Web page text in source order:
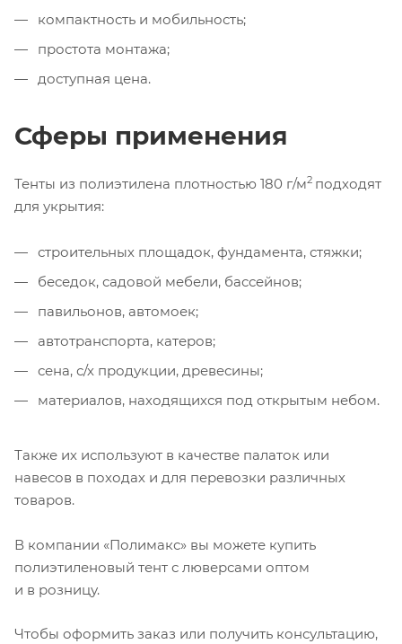
компактность и мобильность;
простота монтажа;
доступная цена.
Сферы применения
Тенты из полиэтилена плотностью 180 г/м2 подходят
для укрытия:
строительных площадок, фундамента, стяжки;
беседок, садовой мебели, бассейнов;
павильонов, автомоек;
автотранспорта, катеров;
сена, с/х продукции, древесины;
материалов, находящихся под открытым небом.
Также их используют в качестве палаток или
навесов в походах и для перевозки различных
товаров.
В компании «Полимакс» вы можете купить
полиэтиленовый тент с люверсами оптом
и в розницу.
Чтобы оформить заказ или получить консультацию,